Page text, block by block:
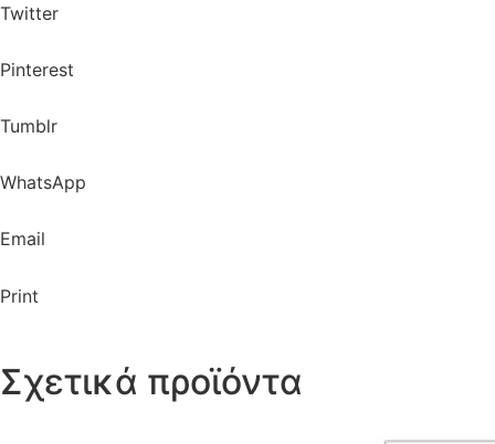
Twitter
Pinterest
Tumblr
WhatsApp
Email
Print
Σχετικά προϊόντα